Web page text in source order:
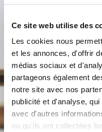
Ce site web utilise des
Les cookies nous
et les annonces, d'offrir
médias sociaux et
partageons également
notre site avec nos
publicité et d'analyse,
avec d'autres
ou qu'ils ont collectées